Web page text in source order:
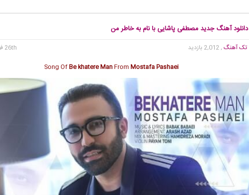
دانلود آهنگ جدید مصطفی پاشایی با نام به خاطر من
تک آهنگ, 2,012 بازدید
26th فوریه 2017
Song OfBe khatere ManFrom Mostafa Pashaei